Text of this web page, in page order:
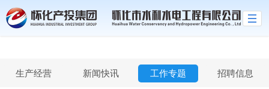
米兰官方网站
生产经营 新闻快讯 工作专题 招聘信息